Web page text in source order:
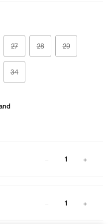
27 28 29
34
1
1